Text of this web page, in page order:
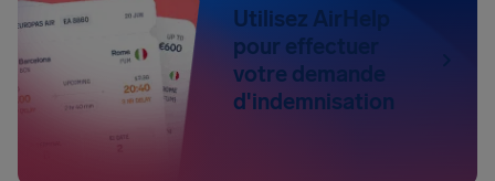
Utilisez AirHelp
pour effectuer
votre demande
d'indemnisation